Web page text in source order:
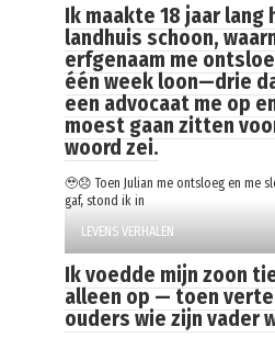
Ik maakte 18 jaar lang
landhuis schoon,
erfgenaam me
één week loon—drie
een advocaat me op
moest gaan zitten
woord zei.
🥹😞 Toen Julian me ontsloeg en me
gaf, stond ik in
LEVENS VERHALEN
Ik voedde mijn zoon
alleen op — toen
ouders wie zijn vader